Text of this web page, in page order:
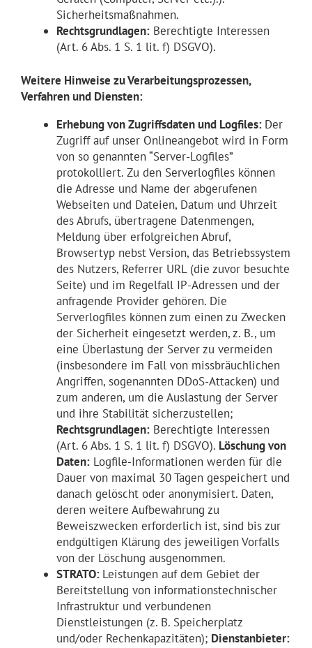
Sicherheitsmaßnahmen.
Rechtsgrundlagen: Berechtigte Interessen
(Art. 6 Abs. 1 S. 1 lit. f) DSGVO).
Weitere Hinweise zu Verarbeitungsprozessen,
Verfahren und Diensten:
Erhebung von Zugriffsdaten und Logfiles: Der
Zugriff auf unser Onlineangebot wird in Form
von so genannten “Server-Logfiles”
protokolliert. Zu den Serverlogfiles können
die Adresse und Name der abgerufenen
Webseiten und Dateien, Datum und Uhrzeit
des Abrufs, übertragene Datenmengen,
Meldung über erfolgreichen Abruf,
Browsertyp nebst Version, das Betriebssystem
des Nutzers, Referrer URL (die zuvor besuchte
Seite) und im Regelfall IP-Adressen und der
anfragende Provider gehören. Die
Serverlogfiles können zum einen zu Zwecken
der Sicherheit eingesetzt werden, z. B., um
eine Überlastung der Server zu vermeiden
(insbesondere im Fall von missbräuchlichen
Angriffen, sogenannten DDoS-Attacken) und
zum anderen, um die Auslastung der Server
und ihre Stabilität sicherzustellen;
Rechtsgrundlagen: Berechtigte Interessen
(Art. 6 Abs. 1 S. 1 lit. f) DSGVO). Löschung von
Daten: Logfile-Informationen werden für die
Dauer von maximal 30 Tagen gespeichert und
danach gelöscht oder anonymisiert. Daten,
deren weitere Aufbewahrung zu
Beweiszwecken erforderlich ist, sind bis zur
endgültigen Klärung des jeweiligen Vorfalls
von der Löschung ausgenommen.
STRATO: Leistungen auf dem Gebiet der
Bereitstellung von informationstechnischer
Infrastruktur und verbundenen
Dienstleistungen (z. B. Speicherplatz
und/oder Rechenkapazitäten); Dienstanbieter: